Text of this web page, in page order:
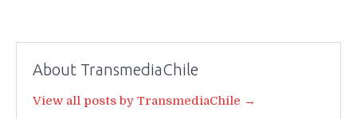
About TransmediaChile
View all posts by TransmediaChile →